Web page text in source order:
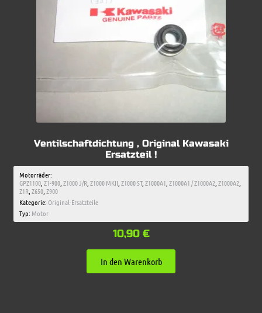
Ventilschaftdichtung , Original Kawasaki
Ersatzteil !
Motorräder:
GPZ1100, Z1-900, Z1000 J/R, Z1000 MKII Z1000 ST, Z1000A1 Z1000A1 / Z1000A2 Z1000A2
Z1R, Z650, Z900
Kategorie:Original-Ersatzteile
Typ: Motor
10,90 €
In den Warenkorb